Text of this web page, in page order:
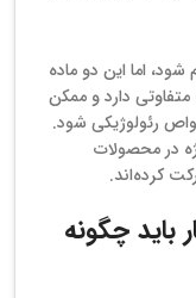
اما این دو ماده
دارد و ممکن
رئولوژیکی شود.
در محصولات
کرده‌اند.
باید چگونه